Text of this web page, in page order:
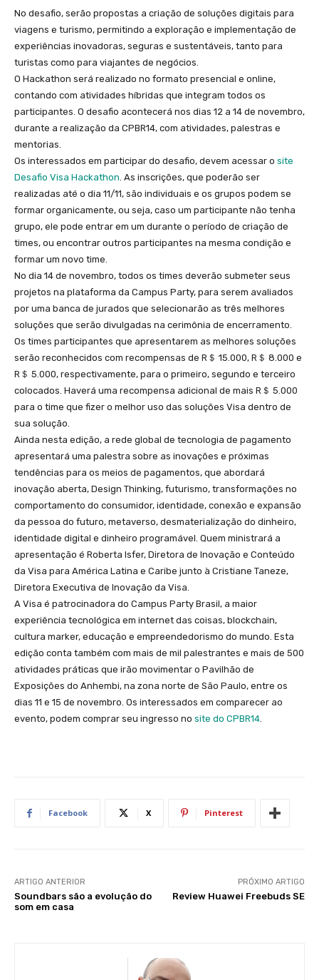
No desafio, serão propostas a criação de soluções digitais para
viagens e turismo, permitindo a exploração e implementação de
experiências inovadoras, seguras e sustentáveis, tanto para
turistas como para viajantes de negócios.
O Hackathon será realizado no formato presencial e online,
contando com atividades híbridas que integram todos os
participantes. O desafio acontecerá nos dias 12 a 14 de novembro,
durante a realização da CPBR14, com atividades, palestras e
mentorias.
Os interessados em participar do desafio, devem acessar o site
Desafio Visa Hackathon . As inscrições, que poderão ser
realizadas até o dia 11/11, são individuais e os grupos podem se
formar organicamente, ou seja, caso um participante não tenha
grupo, ele pode entrar em um durante o período de criação de
times, ou encontrar outros participantes na mesma condição e
formar um novo time.
No dia 14 de novembro, todos os times deverão submeter seus
projetos na plataforma da Campus Party, para serem avaliados
por uma banca de jurados que selecionarão as três melhores
soluções que serão divulgadas na cerimônia de encerramento.
Os times participantes que apresentarem as melhores soluções
serão reconhecidos com recompensas de R＄ 15.000, R＄ 8.000 e
R＄ 5.000, respectivamente, para o primeiro, segundo e terceiro
colocados. Haverá uma recompensa adicional de mais R＄ 5.000
para o time que fizer o melhor uso das soluções Visa dentro de
sua solução.
Ainda nesta edição, a rede global de tecnologia de pagamento
apresentará uma palestra sobre as inovações e próximas
tendências para os meios de pagamentos, que abordará
inovação aberta, Design Thinking, futurismo, transformações no
comportamento do consumidor, identidade, conexão e expansão
da pessoa do futuro, metaverso, desmaterialização do dinheiro,
identidade digital e dinheiro programável. Quem ministrará a
apresentação é Roberta Isfer, Diretora de Inovação e Conteúdo
da Visa para América Latina e Caribe junto à Cristiane Taneze,
Diretora Executiva de Inovação da Visa.
A Visa é patrocinadora do Campus Party Brasil, a maior
experiência tecnológica em internet das coisas, blockchain,
cultura marker, educação e empreendedorismo do mundo. Esta
edição conta também com mais de mil palestrantes e mais de 500
atividades práticas que irão movimentar o Pavilhão de
Exposições do Anhembi, na zona norte de São Paulo, entre os
dias 11 e 15 de novembro. Os interessados em comparecer ao
evento, podem comprar seu ingresso no site do CPBR14
Facebook X Pinterest
ARTIGO ANTERIOR
Soundbars são a evolução do
som em casa
PRÓXIMO ARTIGO
Review Huawei Freebuds SE